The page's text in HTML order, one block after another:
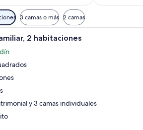
3 camas o más 2 camas
Un dormitorio con cama,
2 habitaciones
y 3 camas individuales